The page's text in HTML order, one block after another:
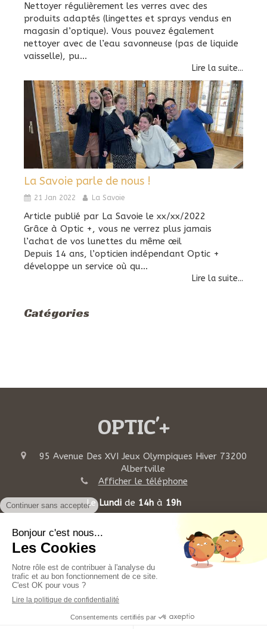
Nettoyer régulièrement les verres avec des
produits adaptés (lingettes et sprays vendus en
magasin d’optique). Vous pouvez également
nettoyer avec de l’eau savonneuse (pas de liquide
vaisselle), pu...
Lire la suite...
La Savoie parle de nous !
21 Jan 2022 La Savoie
Article publié par La Savoie le xx/xx/2022
Grâce à Optic +, vous ne verrez plus jamais
l’achat de vos lunettes du même œil
Depuis 14 ans, l’opticien indépendant Optic +
développe un service où qu...
Lire la suite...
Catégories
OPTIC'+
95 Avenue Des XVI Jeux Olympiques Hiver 73200
Albertville
Afficher le téléphone
LeLundide 14hà 19h
LeSamedide 14hà18h
Plan du site
Mentions légales
©2022 OPTIC'+ - OPTICIEN LUNETIER